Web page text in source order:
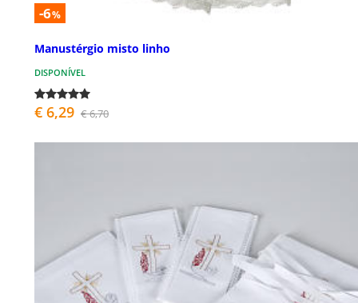
-6%
Manustérgio misto linho
DISPONÍVEL
€ 6,29 € 6,70